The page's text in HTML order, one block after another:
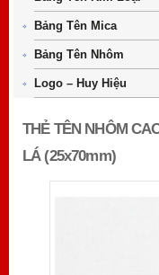
Bảng Tên Mica
Bảng Tên Nhôm
Logo – Huy Hiệu
THẺ TÊN NHÔM
LÁ (25x70mm)